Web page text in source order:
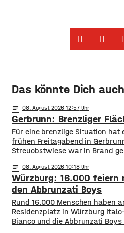
Das könnte Dich
notes 08. August 2026 12:57
Gerbrunn: Brenzliger
Für eine brenzlige Situation hat
frühen Freitagabend in
Streuobstwiese war in Brand
Fläche von mehreren hundert
vier Bäume standen in
Flammen auch einer
Wohnhäusern immer näher. Den
notes 08. August 2026 10:18
Würzburg: 16.000 feiern
den Abbrunzati Boys
Rund 16.000 Menschen haben
Residenzplatz in Würzburg
Bianco und die Abbrunzati